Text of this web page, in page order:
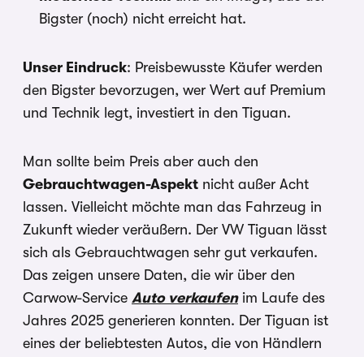
Bigster (noch) nicht erreicht hat.
Unser Eindruck: Preisbewusste Käufer werden
den Bigster bevorzugen, wer Wert auf Premium
und Technik legt, investiert in den Tiguan.
Man sollte beim Preis aber auch den
Gebrauchtwagen-Aspekt nicht außer Acht
lassen. Vielleicht möchte man das Fahrzeug in
Zukunft wieder veräußern. Der VW Tiguan lässt
sich als Gebrauchtwagen sehr gut verkaufen.
Das zeigen unsere Daten, die wir über den
Carwow-Service Auto verkaufenim Laufe des
Jahres 2025 generieren konnten. Der Tiguan ist
eines der beliebtesten Autos, die von Händlern